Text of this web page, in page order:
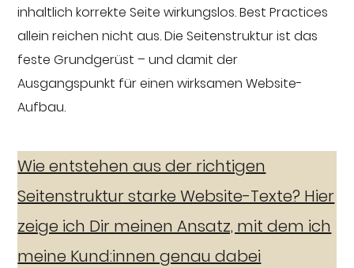
inhaltlich korrekte Seite wirkungslos. Best Practices
allein reichen nicht aus. Die Seitenstruktur ist das
feste Grundgerüst – und damit der
Ausgangspunkt für einen wirksamen Website-
Aufbau.
Wie entstehen aus der richtigen
Seitenstruktur starke Website-Texte? Hier
zeige ich Dir meinen Ansatz, mit dem ich
meine Kund:innen genau dabei